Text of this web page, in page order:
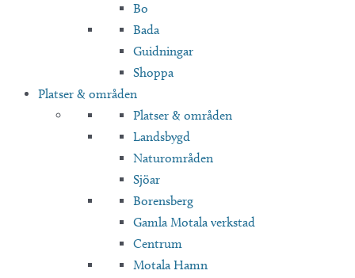
Bo
Bada
Guidningar
Shoppa
Platser & områden
Platser & områden
Landsbygd
Naturområden
Sjöar
Borensberg
Gamla Motala verkstad
Centrum
Motala Hamn